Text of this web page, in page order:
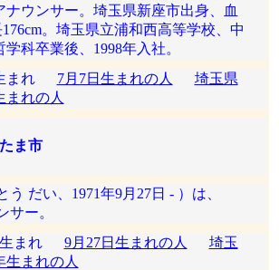
ナウンサー。埼玉県新座市出身、血
。埼玉県立浦和西高等学校、中
科卒業後、1998年入社。
まれ 7月7日生まれの人
埼玉県
まれの人
ま市
う だい、1971年9月27日 - ）は、
サー。
生まれ 9月27日生まれの人
埼玉
生まれの人